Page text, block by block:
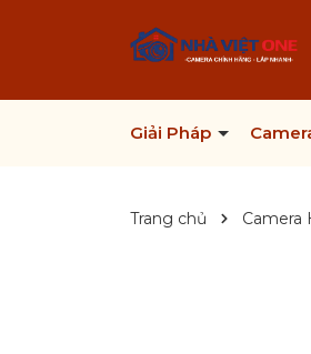
Giải Pháp
Trang chủ Camera